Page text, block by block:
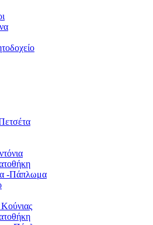
-Πάπλωμα
Κούνιας